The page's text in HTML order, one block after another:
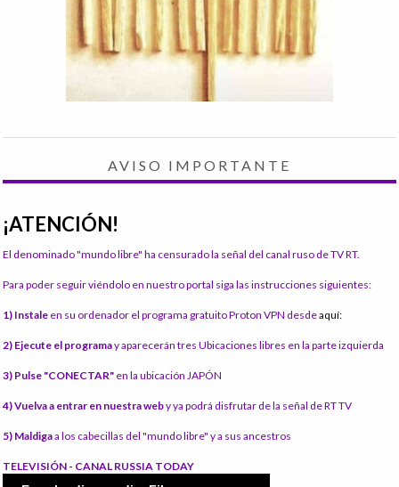
AVISO IMPORTANTE
¡ATENCIÓN!
El denominado "mundo libre" ha censurado la señal del canal ruso de TV RT.
Para poder seguir viéndolo en nuestro portal siga las instrucciones siguientes:
1) Instale en su ordenador el programa gratuito Proton VPN desdeaquí:
2) Ejecute el programay aparecerán tres Ubicaciones libres en la parte izquierda
3) Pulse "CONECTAR" en la ubicación JAPÓN
4) Vuelva a entrar en nuestra weby ya podrá disfrutar de la señal de RT TV
5) Maldigaa los cabecillas del "mundo libre" y a sus ancestros
TELEVISIÓN - CANAL RUSSIA TODAY